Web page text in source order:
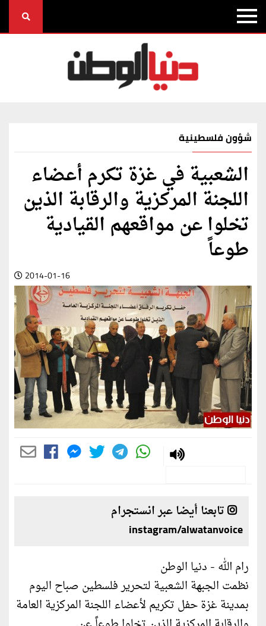
شؤون فلسطينية
الشعبية في غزة تكرم أعضاء
اللجنة المركزية والرقابة الذين
تخلوا عن مواقعهم القيادية
طوعاً
2014-01-16
تابعنا أيضا عبر انستجرام
instagram/alwatanvoice
رام الله - دنيا الوطن
نظمت الجبهة الشعبية لتحرير فلسطين صباح اليوم
بمدينة غزة حفل تكريم لأعضاء اللجنة المركزية العامة